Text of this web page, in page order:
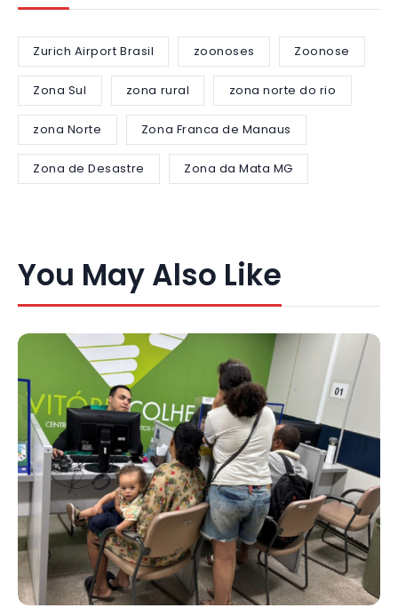
Zurich Airport Brasil zoonoses Zoonose
Zona Sul zona rural zona norte do rio
zona Norte Zona Franca de Manaus
Zona de Desastre Zona da Mata MG
You May Also Like